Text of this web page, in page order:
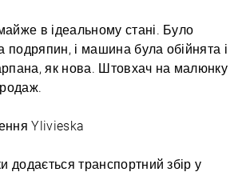
в ідеальному стані. Було
подряпин, і машина була обійнята і
як нова. Штовхач на малюнку
Ylivieska
додається транспортний збір у